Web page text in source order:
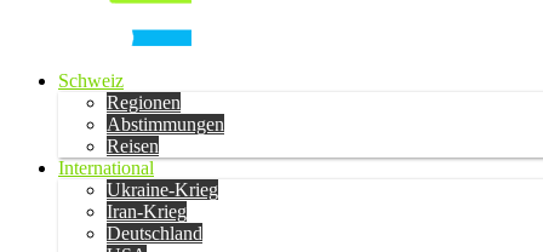
Schweiz
Regionen
Abstimmungen
Reisen
International
Ukraine-Krieg
Iran-Krieg
Deutschland